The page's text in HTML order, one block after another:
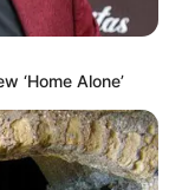
tenían
‘Home Alone’